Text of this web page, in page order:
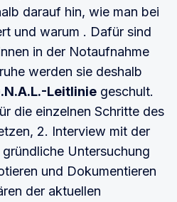
darauf hin, wie man bei
und warum . Dafür sind
in der Notaufnahme
werden sie deshalb
Leitlinie geschult.
die einzelnen Schritte des
2. Interview mit der
Untersuchung
und Dokumentieren
der aktuellen